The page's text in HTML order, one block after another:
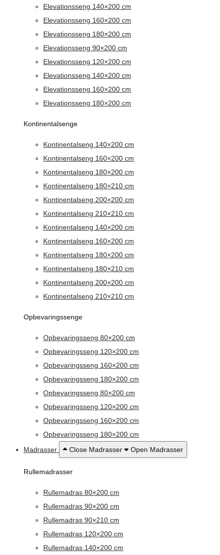
Elevationsseng 140×200 cm
Elevationsseng 160×200 cm
Elevationsseng 180×200 cm
Elevationsseng 90×200 cm
Elevationsseng 120×200 cm
Elevationsseng 140×200 cm
Elevationsseng 160×200 cm
Elevationsseng 180×200 cm
Kontinentalsenge
Kontinentalseng 140×200 cm
Kontinentalseng 160×200 cm
Kontinentalseng 180×200 cm
Kontinentalseng 180×210 cm
Kontinentalseng 200×200 cm
Kontinentalseng 210×210 cm
Kontinentalseng 140×200 cm
Kontinentalseng 160×200 cm
Kontinentalseng 180×200 cm
Kontinentalseng 180×210 cm
Kontinentalseng 200×200 cm
Kontinentalseng 210×210 cm
Opbevaringssenge
Opbevaringsseng 80×200 cm
Opbevaringsseng 120×200 cm
Opbevaringsseng 160×200 cm
Opbevaringsseng 180×200 cm
Opbevaringsseng 80×200 cm
Opbevaringsseng 120×200 cm
Opbevaringsseng 160×200 cm
Opbevaringsseng 180×200 cm
Madrasser
Close Madrasser Open Madrasser
Rullemadrasser
Rullemadras 80×200 cm
Rullemadras 90×200 cm
Rullemadras 90×210 cm
Rullemadras 120×200 cm
Rullemadras 140×200 cm